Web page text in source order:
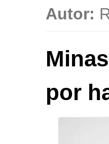
Autor:
por